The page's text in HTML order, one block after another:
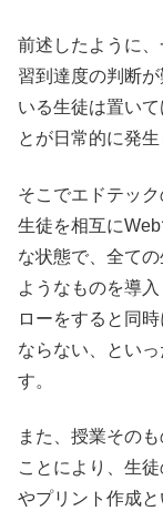
前述したように
習到達度の判断
いる生徒は置い
とが日常的に発
そこでエドテッ
生徒を相互にWeb
な状態で、全て
ようなものを導
ローをすると同
ならない、とい
す。
また、授業その
ことにより、生
やプリント作成